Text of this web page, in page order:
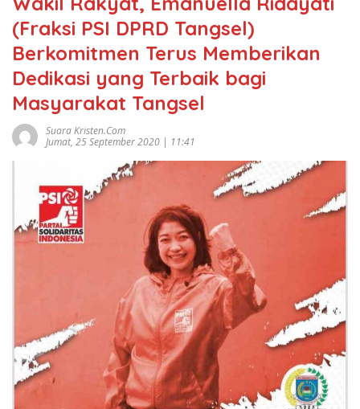
(Fraksi PSI DPRD Tangsel)
Berkomitmen Terus Memberikan
Dedikasi yang Terbaik bagi
Masyarakat Tangsel
Suara Kristen.com
Jumat, 25 September 2020 | 11:41